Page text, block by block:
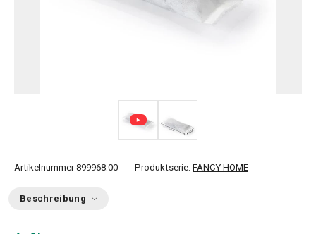
Artikelnummer 899968.00 Produktserie: FANCY HOME
Beschreibung